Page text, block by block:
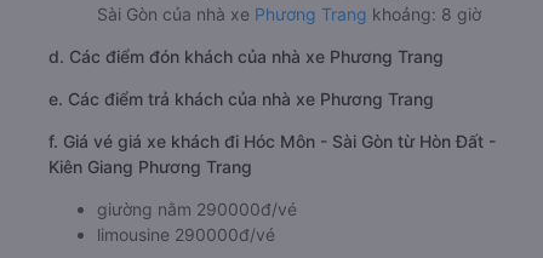
Sài Gòn của nhà xe Phương Trang khoảng: 8 giờ
d. Các điểm đón khách của nhà xe Phương Trang
e. Các điểm trả khách của nhà xe Phương Trang
f. Giá vé giá xe khách đi Hóc Môn - Sài Gòn từ Hòn Đất -
Kiên Giang Phương Trang
giường nằm 290000đ/vé
limousine 290000đ/vé